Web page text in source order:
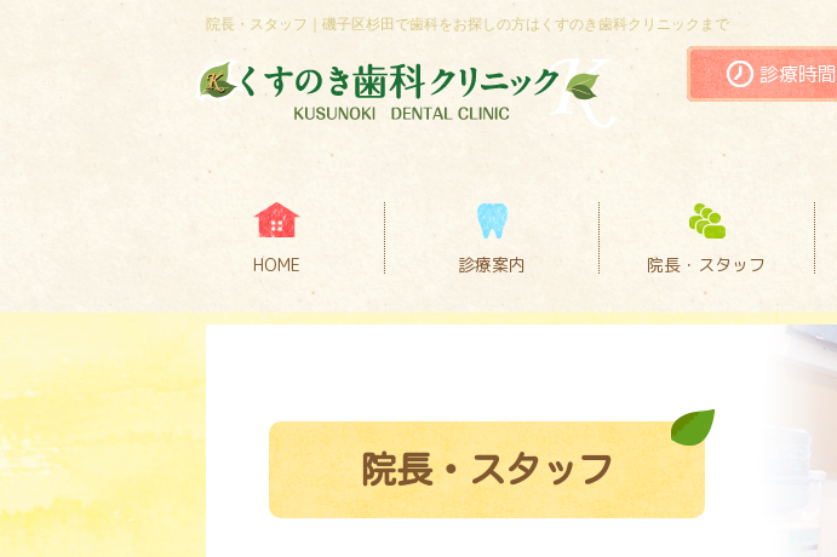
院長・スタッフ｜磯子区杉田で歯科をお探しの方はくすのき歯科クリニックまで
診療時間
HOME 診療案内 院長・スタッフ
院長・スタッフ